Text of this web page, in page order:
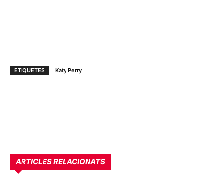
ETIQUETES Katy Perry
ARTICLES RELACIONATS